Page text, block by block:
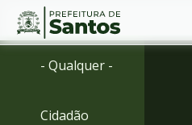
Ir
Conteúdo
- Qualquer -
Cidadão